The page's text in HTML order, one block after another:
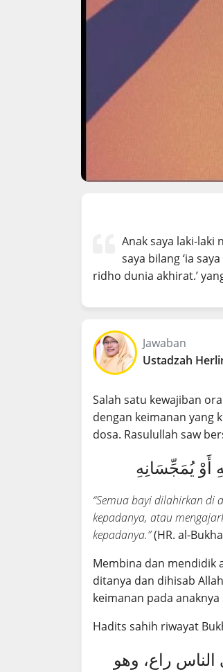
Anak saya laki-laki
saya bilang ‘ia
ridho dunia akhirat.’
Jawaban
Ustadzah
Salah satu kewajiban
dengan keimanan yang
dosa. Rasulullah saw
أَوْ يُمَجِّسَانِهِ
“Semua bayi dilahirkan di
kepadanya, atau
kepadanya.”(HR. al-
Membina dan mendidik
ditanya dan dihisab
keimanan pada
Hadits sahih riwayat
راع، وهو